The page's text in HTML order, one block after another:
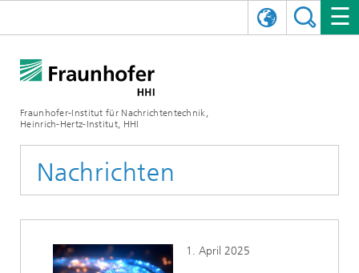
Fraunhofer-Institut für Nachrichtentechnik,
Heinrich-Hertz-Institut, HHI
Organisationsplan
Forschungsbereiche
Mobilität
Kompression
Multimedia
Videokommunikation und Applikationen
Vision and Imaging Technologies
Künstliche Intelligenz
KOMMUNIKATION & NETZE
Drahtlose Kommunikation und Netze
Photonische Netze und Systeme
PHOTONISCHE KOMPONENTEN & SYSTEME
Hybride Integration und Sensorik
NACHRICHTEN
Archiv
2025
PRESSEMITTEILUNGEN
JAHRESBERICHTE
VERANSTALTUNGEN
SHOWROOMS
SCIENCE TECH SPACE
KARRIERE
Nachrichten
1. April 2025